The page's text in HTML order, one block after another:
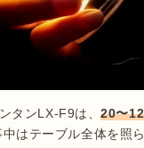
タンLX-F9は、20〜
中はテーブル全体を照